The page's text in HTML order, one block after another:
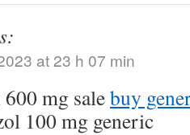
at 23 h 07 min
mg salebuy
100 mg generic